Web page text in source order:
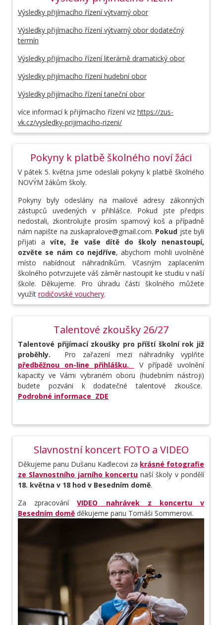
Výsledky přijímacího řízení výtvarný obor
Výsledky přijímacího řízení výtvarný obor dodatečný
termín
Výsledky přijímacího řízení literárně dramatický obor
Výsledky přijímacího řízení hudební obor
Výsledky přijímacího řízení taneční obor
více informací k přijímacího řízení viz https://zus-
vk.cz/vysledky-prijimaciho-rizeni/
Pokyny k platbě školného noví žáci
V pátek 5. května jsme odeslali pokyny k platbě školného
NOVÝM žákům školy.
Pokyny byly odeslány na mailové adresy zákonných
zástupců uvedených v přihlášce. Pokud jste předpis
nedostali, zkontrolujte prosím spamový koš a případně
nám napište na zuskapralove@gmail.com. Pokud jste byli
přijati avíte, že vaše dítě do školy nenastoupí,
ozvěte se nám co nejdříve, abychom mohli uvolněné
místo nabídnout náhradníkům. Včasným zaplacením
školného potvrzujete váš záměr nastoupit ke studiu v naší
škole. Děkujeme. Pro úhradu části školného můžete
využít rodičovské vouchery.
Talentové zkoušky 26/27
Talentové přijímací zkoušky pro příští školní rok již
proběhly.
Pro zařazení mezi náhradníky vyplňte
předběžnou on-line přihlášku.
V případě uvolnění
kapacity ve Vámi vybraném oboru (hudebním nástroji)
budete pozváni k dodatečné talentové zkoušce.
Podrobné informace ZDE
Slavnostní koncert FOTO a VIDEO
Děkujeme panu Dušanu Kadlecovi za krásné fotografie
ze Slavnostního jarního koncertunaší školy v pondělí
18. května v 18 hod v Besedním domě.
Za zpracování
VIDEO nahrávek z koncertu v
Besedním domě děkujeme panu Tomáši Sommerovi.